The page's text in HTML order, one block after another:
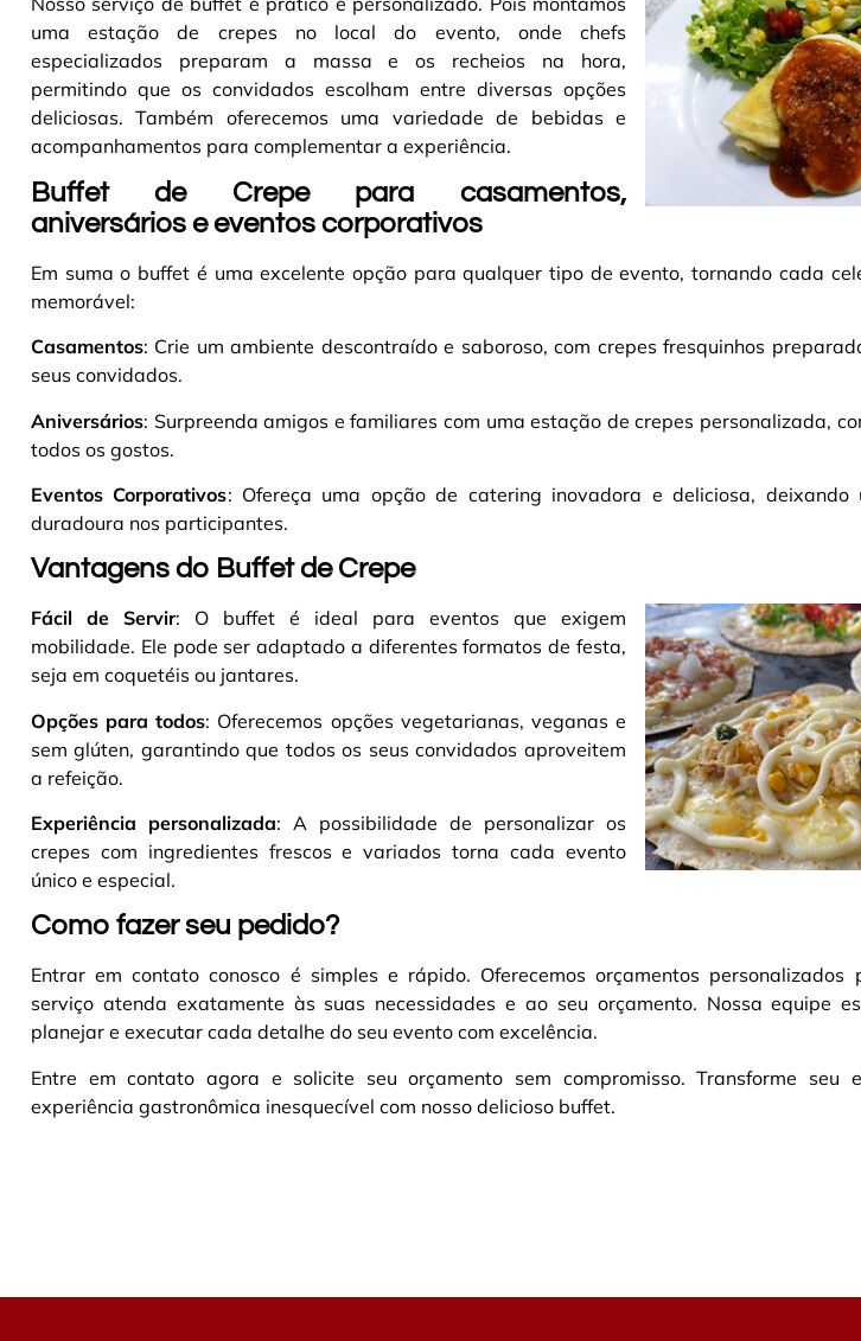
uma estação de crepes no local do evento, onde chefs
especializados preparam a massa e os recheios na hora,
permitindo que os convidados escolham entre diversas opções
deliciosas. Também oferecemos uma variedade de bebidas e
acompanhamentos para complementar a experiência.
Buffet de Crepe para casamentos,
aniversários e eventos corporativos
Em suma o buffet é uma excelente opção para qualquer tipo de evento, tornando cada
memorável:
Casamentos: Crie um ambiente descontraído e saboroso, com crepes fresquinhos
seus convidados.
Aniversários: Surpreenda amigos e familiares com uma estação de crepes personalizada,
todos os gostos.
Eventos Corporativos: Ofereça uma opção de catering inovadora e deliciosa, deixando
duradoura nos participantes.
Vantagens do Buffet de Crepe
Fácil de Servir: O buffet é ideal para eventos que exigem
mobilidade. Ele pode ser adaptado a diferentes formatos de festa,
seja em coquetéis ou jantares.
Opções para todos: Oferecemos opções vegetarianas, veganas e
sem glúten, garantindo que todos os seus convidados aproveitem
a refeição.
Experiência personalizada: A possibilidade de personalizar os
crepes com ingredientes frescos e variados torna cada evento
único e especial.
Como fazer seu pedido?
Entrar em contato conosco é simples e rápido. Oferecemos orçamentos personalizados
serviço atenda exatamente às suas necessidades e ao seu orçamento. Nossa equipe
planejar e executar cada detalhe do seu evento com excelência.
Entre em contato agora e solicite seu orçamento sem compromisso. Transforme seu
experiência gastronômica inesquecível com nosso delicioso buffet.